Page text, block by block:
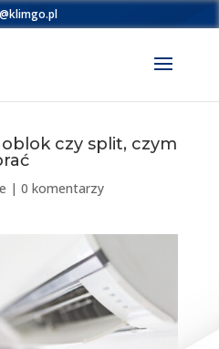
czy split, czym
| 0 komentarzy